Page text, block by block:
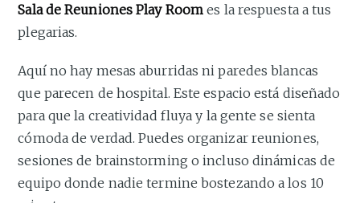
Sala de Reuniones Play Roomes la respuesta a tus
plegarias.
Aquí no hay mesas aburridas ni paredes blancas
que parecen de hospital. Este espacio está diseñado
para que la creatividad fluya y la gente se sienta
cómoda de verdad. Puedes organizar reuniones,
sesiones de brainstorming o incluso dinámicas de
equipo donde nadie termine bostezando a los 10